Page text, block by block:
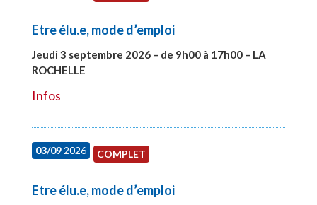
Etre élu.e, mode d’emploi
Jeudi 3 septembre 2026 – de 9h00 à 17h00 – LA
ROCHELLE
Infos
03/092026 COMPLET
Etre élu.e, mode d’emploi